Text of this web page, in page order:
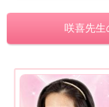
咲喜先生